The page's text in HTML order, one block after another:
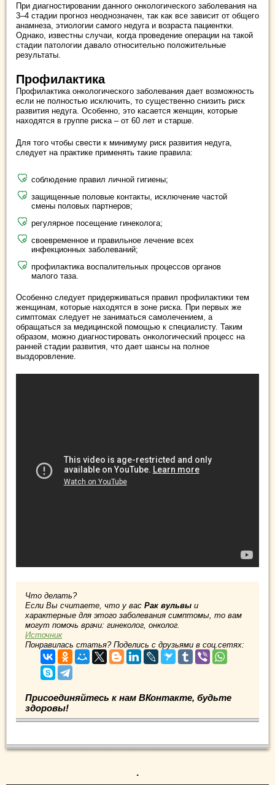
При диагностировании данного онкологического заболевания на
3–4 стадии прогноз неоднозначен, так как все зависит от общего
анамнеза, этиологии самого недуга и возраста пациентки.
Однако, известны случаи, когда проведение операции на такой
стадии патологии давало относительно положительные
результаты.
Профилактика
Профилактика онкологического заболевания дает возможность
если не полностью исключить, то существенно снизить риск
развития недуга. Особенно, это касается женщин, которые
находятся в группе риска – от 60 лет и старше.
Для того чтобы свести к минимуму риск развития недуга,
следует на практике применять такие правила:
соблюдение правил личной гигиены;
защищенные половые контакты, исключение частой
смены половых партнеров;
регулярное посещение гинеколога;
своевременное и правильное лечение всех
инфекционных заболеваний;
профилактика воспалительных процессов органов
малого таза.
Особенно следует придерживаться правил профилактики тем
женщинам, которые находятся в зоне риска. При первых же
симптомах следует не заниматься самолечением, а
обращаться за медицинской помощью к специалисту. Таким
образом, можно диагностировать онкологический процесс на
ранней стадии развития, что дает шансы на полное
выздоровление.
Что делать?
Если Вы считаете, что у вас Рак вульвы и
характерные для этого заболевания симптомы, то вам
могут помочь врачи: гинеколог, онколог.
Источник
Понравилась статья? Поделись с друзьями в соц.сетях:
Присоединяйтесь к нам ВКонтакте, будьте
здоровы!
.